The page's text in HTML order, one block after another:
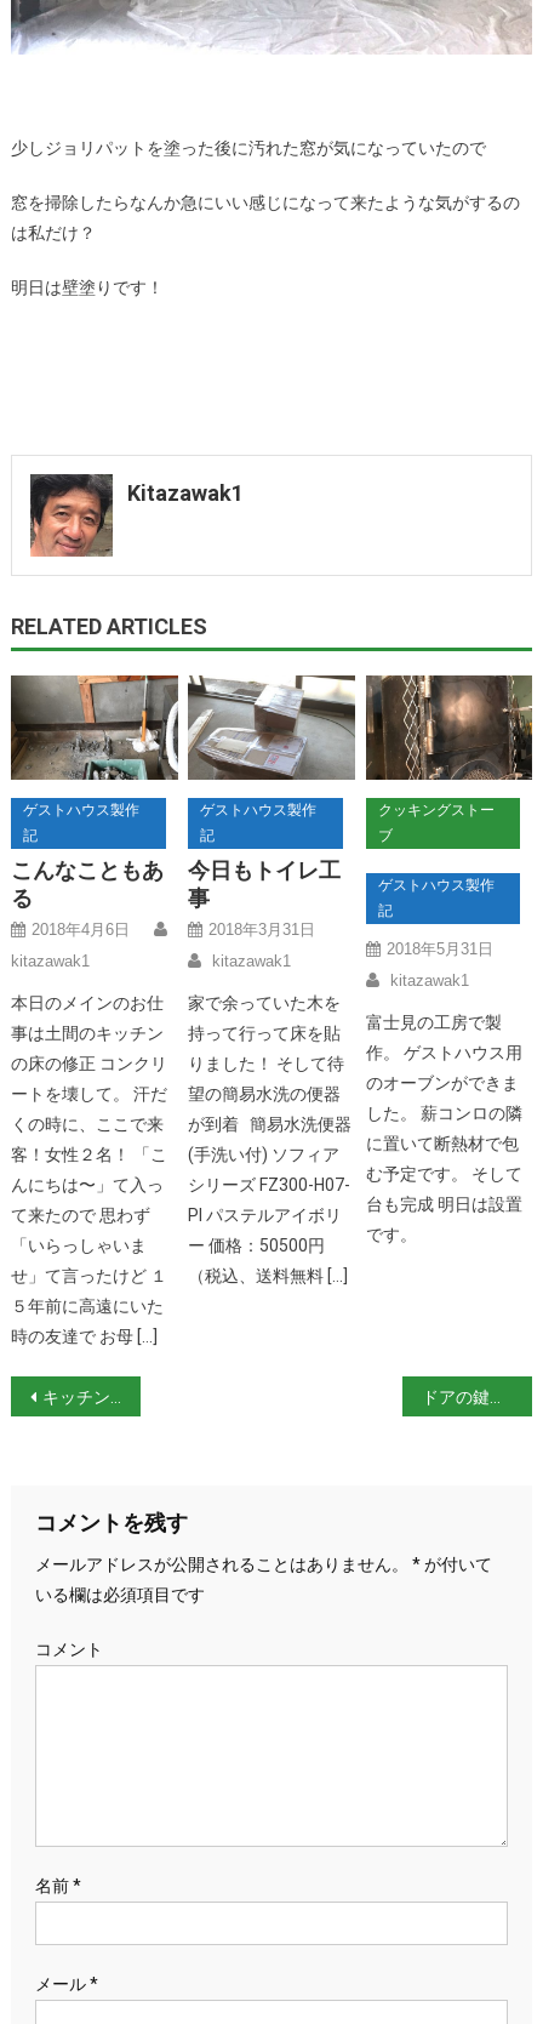
少しジョリパットを塗った後に汚れた窓が気になっていたので
窓を掃除したらなんか急にいい感じになって来たような気がするの
は私だけ？
明日は壁塗りです！
Kitazawak1
RELATED ARTICLES
ゲストハウス製作
記
こんなこともあ
る
2018年4月6日
kitazawak1
本日のメインのお仕
事は土間のキッチン
の床の修正 コンクリ
ートを壊して。 汗だ
くの時に、ここで来
客！女性２名！ 「こ
んにちは〜」て入っ
て来たので 思わず
「いらっしゃいま
せ」て言ったけど １
５年前に高遠にいた
時の友達で お母 […]
ゲストハウス製作
記
今日もトイレ工
事
2018年3月31日
kitazawak1
家で余っていた木を
持って行って床を貼
りました！ そして待
望の簡易水洗の便器
が到着 簡易水洗便器
(手洗い付) ソフィア
シリーズ FZ300-H07-
PI パステルアイボリ
ー 価格：50500円
（税込、送料無料 […]
クッキングストー
ブ
ゲストハウス製作
記
2018年5月31日
kitazawak1
富士見の工房で製
作。 ゲストハウス用
のオーブンができま
した。 薪コンロの隣
に置いて断熱材で包
む予定です。 そして
台も完成 明日は設置
です。
投
ビ
ゲ
ー
キッチン完成
コメントを残す
メールアドレスが公開されることはありません。 *が付いて
いる欄は必須項目です
コメント
名前*
メール*